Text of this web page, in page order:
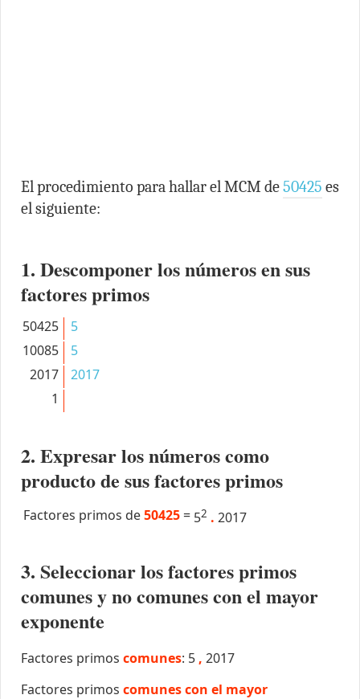
El procedimiento para hallar el MCM de50425 es
el siguiente:
1. Descomponer los números en sus
factores primos
50425
5
10085
5
2017
2017
1
2. Expresar los números como
producto de sus factores primos
Factores primos de50425 = 52 . 2017
3. Seleccionar los factores primos
comunes y no comunes con el mayor
exponente
Factores primos comunes: 5 , 2017
Factores primos comunes con el mayor